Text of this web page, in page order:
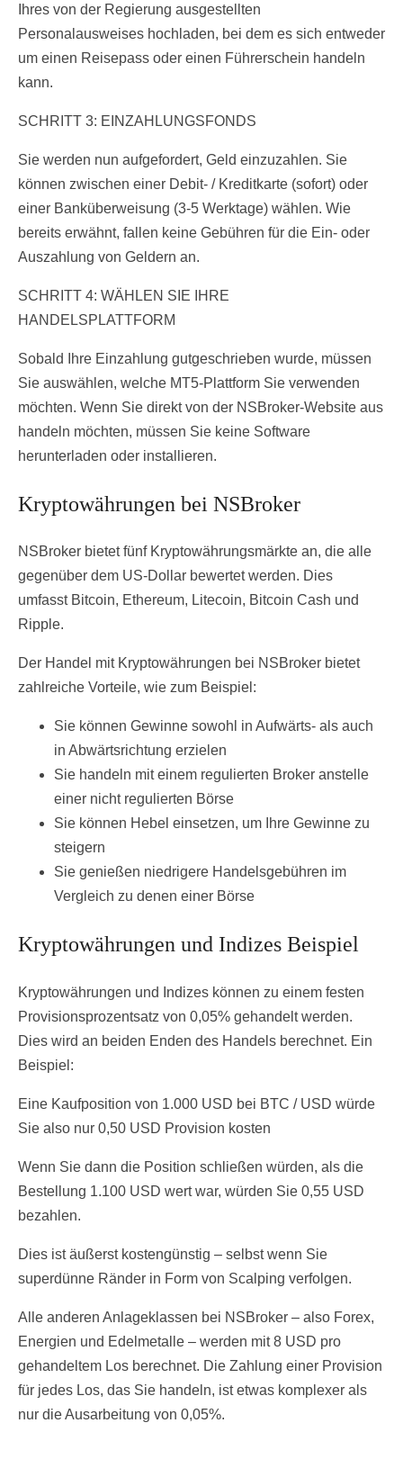
Ihres von der Regierung ausgestellten
Personalausweises hochladen, bei dem es sich entweder
um einen Reisepass oder einen Führerschein handeln
kann.
SCHRITT 3: EINZAHLUNGSFONDS
Sie werden nun aufgefordert, Geld einzuzahlen. Sie
können zwischen einer Debit- / Kreditkarte (sofort) oder
einer Banküberweisung (3-5 Werktage) wählen. Wie
bereits erwähnt, fallen keine Gebühren für die Ein- oder
Auszahlung von Geldern an.
SCHRITT 4: WÄHLEN SIE IHRE
HANDELSPLATTFORM
Sobald Ihre Einzahlung gutgeschrieben wurde, müssen
Sie auswählen, welche MT5-Plattform Sie verwenden
möchten. Wenn Sie direkt von der NSBroker-Website aus
handeln möchten, müssen Sie keine Software
herunterladen oder installieren.
Kryptowährungen bei NSBroker
NSBroker bietet fünf Kryptowährungsmärkte an, die alle
gegenüber dem US-Dollar bewertet werden. Dies
umfasst Bitcoin, Ethereum, Litecoin, Bitcoin Cash und
Ripple.
Der Handel mit Kryptowährungen bei NSBroker bietet
zahlreiche Vorteile, wie zum Beispiel:
Sie können Gewinne sowohl in Aufwärts- als auch
in Abwärtsrichtung erzielen
Sie handeln mit einem regulierten Broker anstelle
einer nicht regulierten Börse
Sie können Hebel einsetzen, um Ihre Gewinne zu
steigern
Sie genießen niedrigere Handelsgebühren im
Vergleich zu denen einer Börse
Kryptowährungen und Indizes Beispiel
Kryptowährungen und Indizes können zu einem festen
Provisionsprozentsatz von 0,05% gehandelt werden.
Dies wird an beiden Enden des Handels berechnet. Ein
Beispiel:
Eine Kaufposition von 1.000 USD bei BTC / USD würde
Sie also nur 0,50 USD Provision kosten
Wenn Sie dann die Position schließen würden, als die
Bestellung 1.100 USD wert war, würden Sie 0,55 USD
bezahlen.
Dies ist äußerst kostengünstig – selbst wenn Sie
superdünne Ränder in Form von Scalping verfolgen.
Alle anderen Anlageklassen bei NSBroker – also Forex,
Energien und Edelmetalle – werden mit 8 USD pro
gehandeltem Los berechnet. Die Zahlung einer Provision
für jedes Los, das Sie handeln, ist etwas komplexer als
nur die Ausarbeitung von 0,05%.